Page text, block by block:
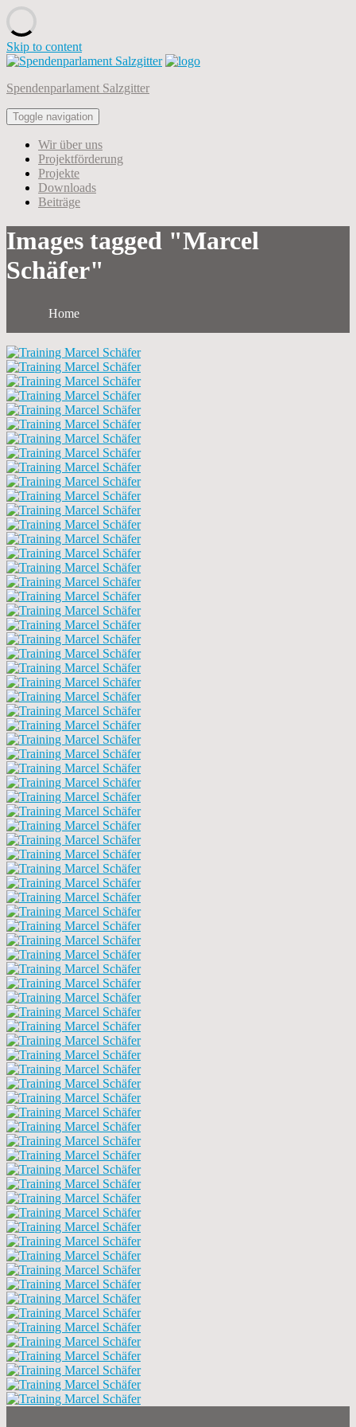
Skip to content
Spendenparlament Salzgitter
Toggle navigation
Wir über uns
Projektförderung
Projekte
Downloads
Beiträge
Images tagged "Marcel
Schäfer"
Home